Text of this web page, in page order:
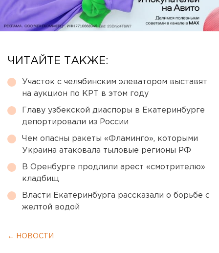
ЧИТАЙТЕ ТАКЖЕ:
Участок с челябинским элеватором выставят
на аукцион по КРТ в этом году
Главу узбекской диаспоры в Екатеринбурге
депортировали из России
Чем опасны ракеты «Фламинго», которыми
Украина атаковала тыловые регионы РФ
В Оренбурге продлили арест «смотрителю»
кладбищ
Власти Екатеринбурга рассказали о борьбе с
желтой водой
← НОВОСТИ